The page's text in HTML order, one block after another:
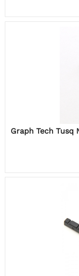
Graph Tech Tusq